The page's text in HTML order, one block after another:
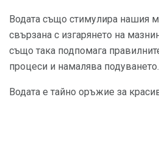
Водата също стимулира нашия
свързана с изгарянето на
също така подпомага
процеси и намалява подуването.
Водата е тайно оръжие за